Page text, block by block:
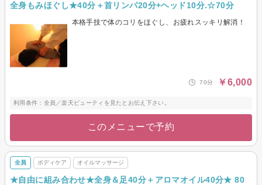
全身もみほぐし★40分＋首リンパ20分+ヘッド10分.☆70分
本格手技で体のコリをほぐし、お疲れスッキリ解消！
70分 ￥6,000
利用条件：全員／楽天ビューティを見たとお伝え下さい。
このメニューで予約
全員 ボディケア オイルマッサージ
★自由に組み合わせ★全身＆足40分＋アロマオイル40分★ 80